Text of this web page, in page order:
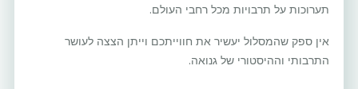
תערוכות על תרבויות מכל רחבי העולם.
אין ספק שהמסלול יעשיר את חווייתכם וייתן הצצה לעושר
התרבותי וההיסטורי של גנואה.